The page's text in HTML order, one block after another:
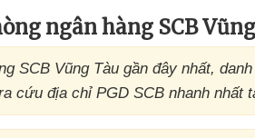
ngân hàng SCB
SCB Vũng Tàu gần đây nhất,
cứu địa chỉ PGD SCB nhanh nhất